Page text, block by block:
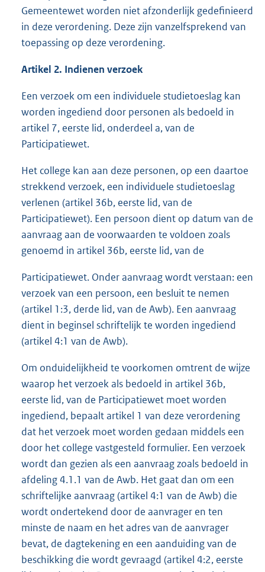
Gemeentewet worden niet afzonderlijk gedefinieerd
in deze verordening. Deze zijn vanzelfsprekend van
toepassing op deze verordening.
Artikel 2. Indienen verzoek
Een verzoek om een individuele studietoeslag kan
worden ingediend door personen als bedoeld in
artikel 7, eerste lid, onderdeel a, van de
Participatiewet.
Het college kan aan deze personen, op een daartoe
strekkend verzoek, een individuele studietoeslag
verlenen (artikel 36b, eerste lid, van de
Participatiewet). Een persoon dient op datum van de
aanvraag aan de voorwaarden te voldoen zoals
genoemd in artikel 36b, eerste lid, van de
Participatiewet. Onder aanvraag wordt verstaan: een
verzoek van een persoon, een besluit te nemen
(artikel 1:3, derde lid, van de Awb). Een aanvraag
dient in beginsel schriftelijk te worden ingediend
(artikel 4:1 van de Awb).
Om onduidelijkheid te voorkomen omtrent de wijze
waarop het verzoek als bedoeld in artikel 36b,
eerste lid, van de Participatiewet moet worden
ingediend, bepaalt artikel 1 van deze verordening
dat het verzoek moet worden gedaan middels een
door het college vastgesteld formulier. Een verzoek
wordt dan gezien als een aanvraag zoals bedoeld in
afdeling 4.1.1 van de Awb. Het gaat dan om een
schriftelijke aanvraag (artikel 4:1 van de Awb) die
wordt ondertekend door de aanvrager en ten
minste de naam en het adres van de aanvrager
bevat, de dagtekening en een aanduiding van de
beschikking die wordt gevraagd (artikel 4:2, eerste